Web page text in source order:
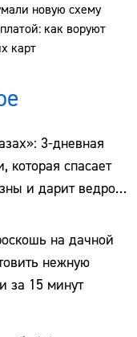
новую схему
как воруют
карт
3-дневная
которая спасает
и дарит ведро
на дачной
нежную
за 15 минут